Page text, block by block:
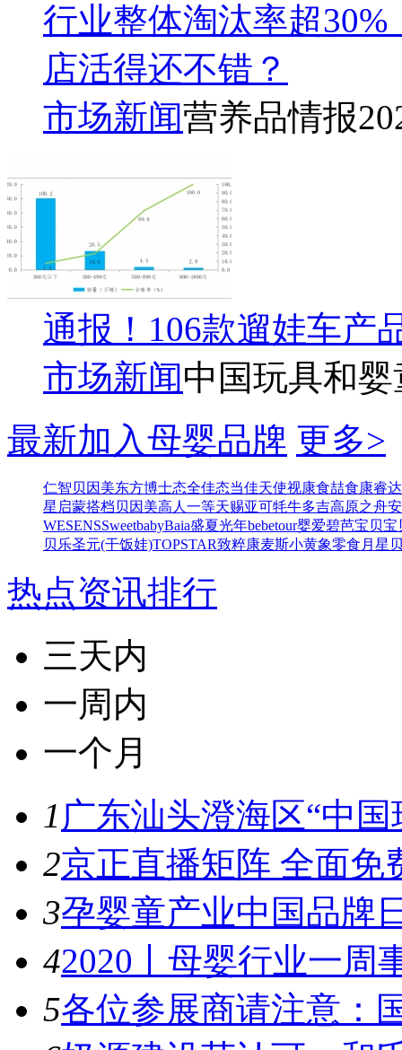
行业整体淘汰率超
店活得还不错？
市场新闻营养品情报
通报！106款遛娃车产
市场新闻中国玩具和
最新加入母婴品牌 更多>
仁智贝因美东方博士态全佳态当佳天使视康食喆食康睿达
星 启蒙搭档贝因美高人一等天赐亚可牦牛多吉高原之舟
WESENSSweetbabyBaia盛夏光年bebetour婴爱碧芭宝贝宝
贝乐圣元(干饭娃)TOPSTAR致粹康麦斯小黄象零食 月星
热点资讯排行
三天内
一周内
一个月
1 广东汕头澄海区“中
2京正直播矩阵 全面免
3孕婴童产业中国品牌
42020丨母婴行业一周
5各位参展商请注意：